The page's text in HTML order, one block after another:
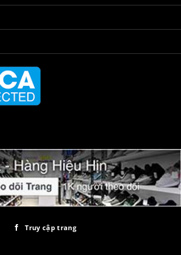
Truy cập trang